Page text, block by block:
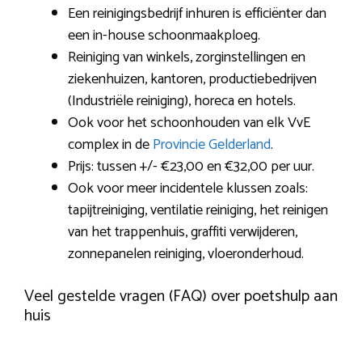
Een reinigingsbedrijf inhuren is efficiënter dan
een in-house schoonmaakploeg.
Reiniging van winkels, zorginstellingen en
ziekenhuizen, kantoren, productiebedrijven
(Industriële reiniging), horeca en hotels.
Ook voor het schoonhouden van elk VvE
complex in deProvincie Gelderland.
Prijs: tussen +/- €23,00 en €32,00 per uur.
Ook voor meer incidentele klussen zoals:
tapijtreiniging, ventilatie reiniging, het reinigen
van het trappenhuis, graffiti verwijderen,
zonnepanelen reiniging, vloeronderhoud.
Veel gestelde vragen (FAQ) over poetshulp aan
huis